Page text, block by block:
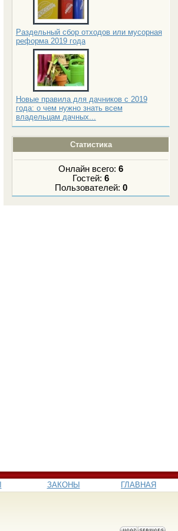
Раздельный сбор отходов или мусорная
реформа 2019 года
Новые правила для дачников с 2019
года: о чем нужно знать всем
владельцам дачных...
Статистика
Онлайн всего:6
Гостей:6
Пользователей: 0
ЗАКОНЫ ГЛАВНАЯ